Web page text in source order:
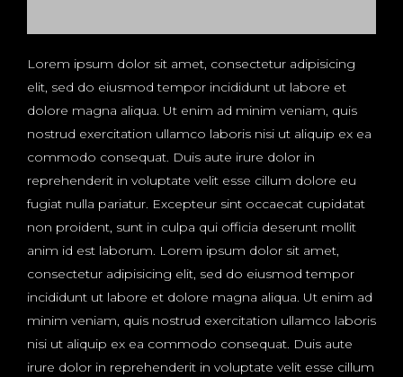
Lorem ipsum dolor sit amet, consectetur adipisicing
elit, sed do eiusmod tempor incididunt ut labore et
dolore magna aliqua. Ut enim ad minim veniam, quis
nostrud exercitation ullamco laboris nisi ut aliquip ex ea
commodo consequat. Duis aute irure dolor in
reprehenderit in voluptate velit esse cillum dolore eu
fugiat nulla pariatur. Excepteur sint occaecat cupidatat
non proident, sunt in culpa qui officia deserunt mollit
anim id est laborum. Lorem ipsum dolor sit amet,
consectetur adipisicing elit, sed do eiusmod tempor
incididunt ut labore et dolore magna aliqua. Ut enim ad
minim veniam, quis nostrud exercitation ullamco laboris
nisi ut aliquip ex ea commodo consequat. Duis aute
irure dolor in reprehenderit in voluptate velit esse cillum